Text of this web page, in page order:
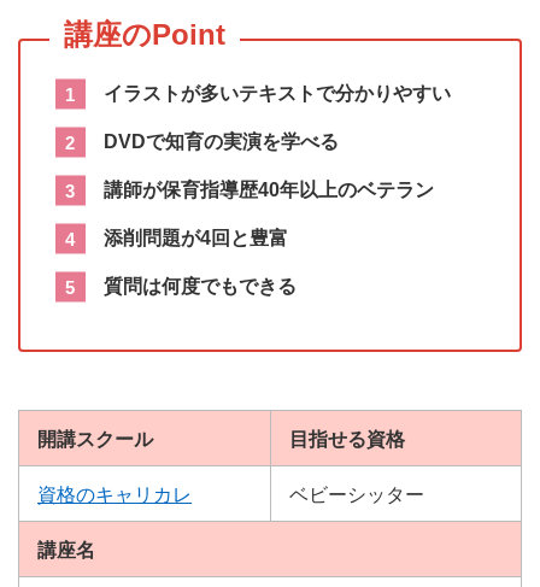
イラストが多いテキストで分かりやすい
DVDで知育の実演を学べる
講師が保育指導歴40年以上のベテラン
添削問題が4回と豊富
質問は何度でもできる
開講スクール 目指せる資格
資格のキャリカレ ベビーシッター
講座名